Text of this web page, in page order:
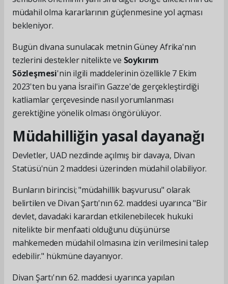
müdahil olma kararlarının güçlenmesine yol açması
bekleniyor.
Bugün divana sunulacak metnin Güney Afrika'nın
tezlerini destekler nitelikte ve Soykırım
Sözleşmesi'nin ilgili maddelerinin özellikle 7 Ekim
2023'ten bu yana İsrail'in Gazze'de gerçekleştirdiği
katliamlar çerçevesinde nasıl yorumlanması
gerektiğine yönelik olması öngörülüyor.
Müdahilliğin yasal dayanağı
Devletler, UAD nezdinde açılmış bir davaya, Divan
Statüsü'nün 2 maddesi üzerinden müdahil olabiliyor.
Bunların birincisi; "müdahillik başvurusu" olarak
belirtilen ve Divan Şartı'nın 62. maddesi uyarınca "Bir
devlet, davadaki karardan etkilenebilecek hukuki
nitelikte bir menfaati olduğunu düşünürse
mahkemeden müdahil olmasına izin verilmesini talep
edebilir." hükmüne dayanıyor.
Divan Şartı'nın 62. maddesi uyarınca yapılan